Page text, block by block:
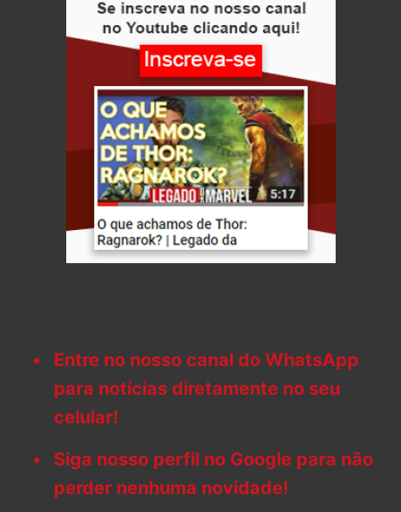
Entre no nosso canal do WhatsApp
para notícias diretamente no seu
celular!
Siga nosso perfil no Google para não
perder nenhuma novidade!